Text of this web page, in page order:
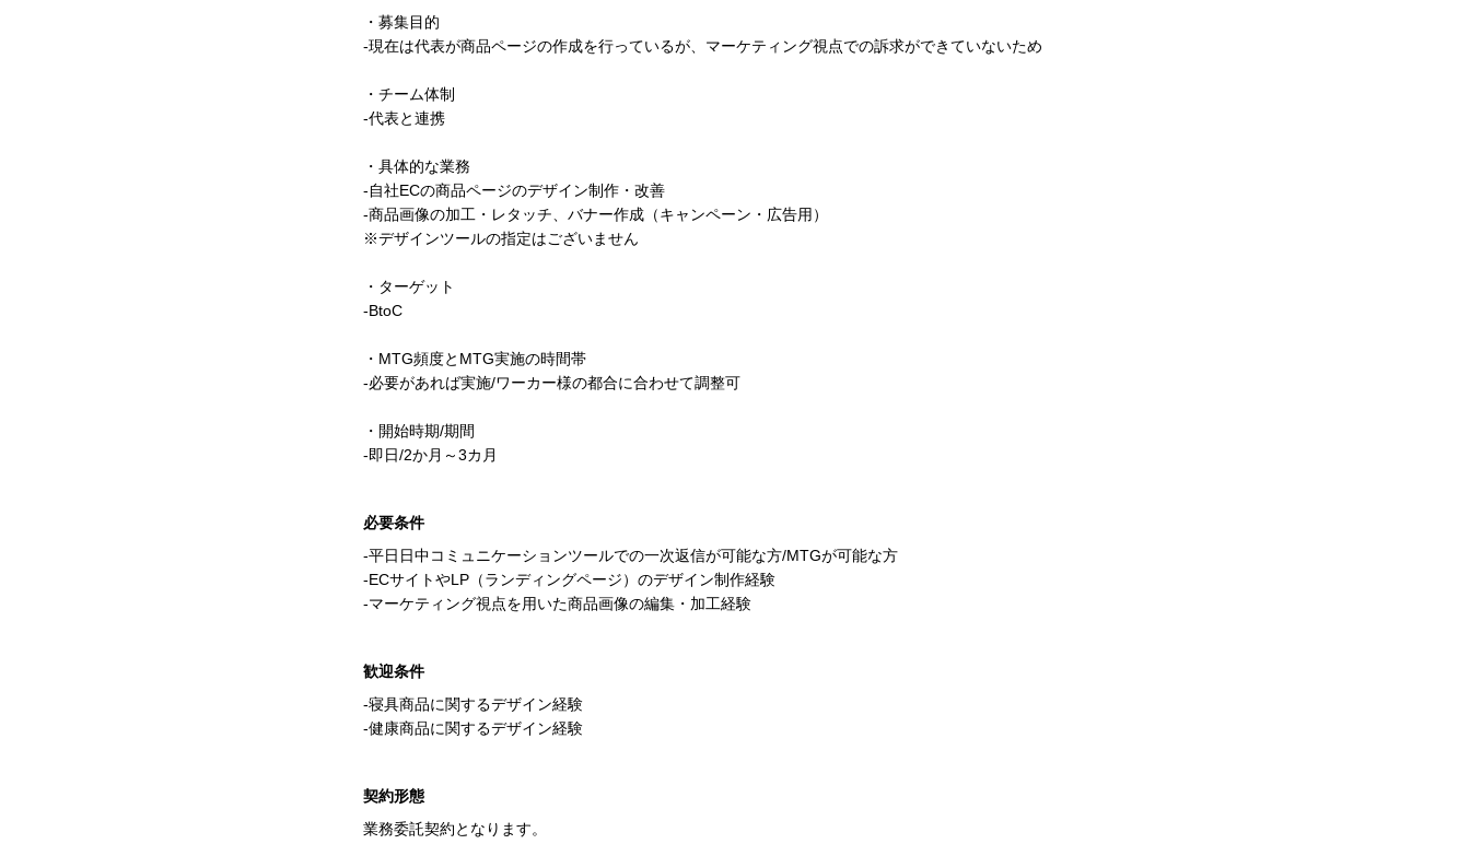
・募集目的
-現在は代表が商品ページの作成を行っているが、マーケティング視点での訴求ができていないため
・チーム体制
-代表と連携
・具体的な業務
-自社ECの商品ページのデザイン制作・改善
-商品画像の加工・レタッチ、バナー作成（キャンペーン・広告用）
※デザインツールの指定はございません
・ターゲット
-BtoC
・MTG頻度とMTG実施の時間帯
-必要があれば実施/ワーカー様の都合に合わせて調整可
・開始時期/期間
-即日/2か月～3カ月
必要条件
-平日日中コミュニケーションツールでの一次返信が可能な方/MTGが可能な方
-ECサイトやLP（ランディングページ）のデザイン制作経験
-マーケティング視点を用いた商品画像の編集・加工経験
歓迎条件
-寝具商品に関するデザイン経験
-健康商品に関するデザイン経験
契約形態
業務委託契約となります。